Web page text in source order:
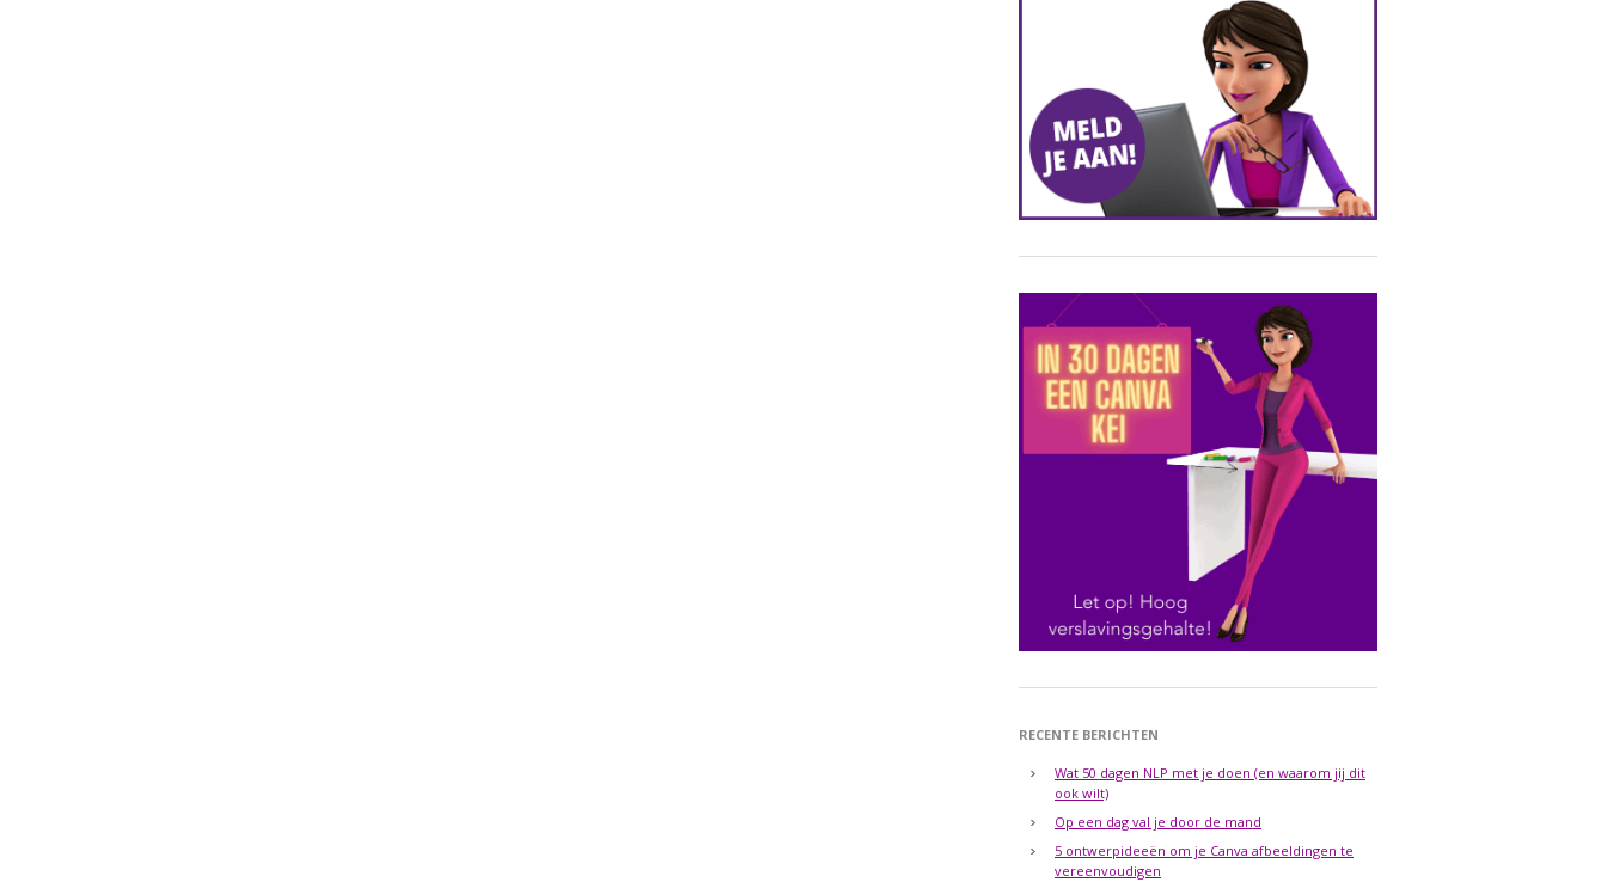
RECENTE BERICHTEN
Wat 50 dagen NLP met je doen (en waarom jij dit
ook wilt)
Op een dag val je door de mand
5 ontwerpideeën om je Canva afbeeldingen te
vereenvoudigen